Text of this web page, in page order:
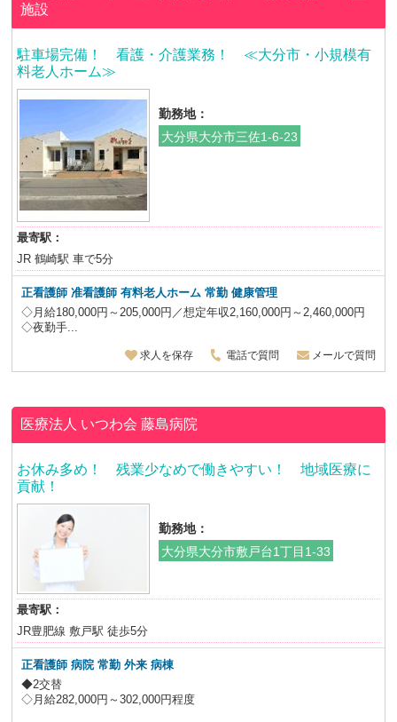
施設
駐車場完備！ 看護・介護業務！ ≪大分市・小規模有
料老人ホーム≫
勤務地：
大分県大分市三佐1-6-23
最寄駅：
JR 鶴崎駅 車で5分
正看護師 准看護師 有料老人ホーム 常勤 健康管理
◇月給180,000円～205,000円／想定年収2,160,000円～2,460,000円
◇夜勤手...
求人を保存 電話で質問 メールで質問
医療法人 いつわ会藤島病院
お休み多め！ 残業少なめで働きやすい！ 地域医療に
貢献！
勤務地：
大分県大分市敷戸台1丁目1-33
最寄駅：
JR豊肥線 敷戸駅 徒歩5分
正看護師 病院 常勤 外来 病棟
◆2交替
◇月給282,000円～302,000円程度